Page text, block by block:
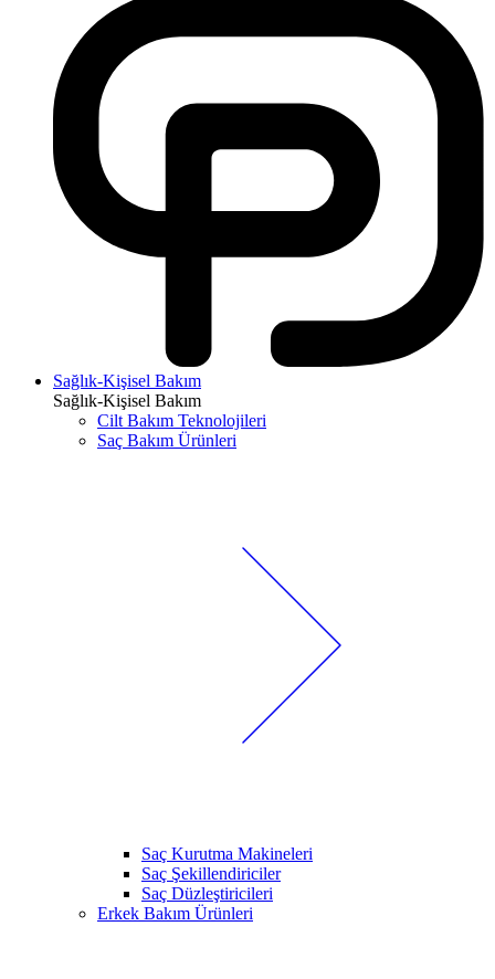
Sağlık-Kişisel Bakım
Sağlık-Kişisel Bakım
Cilt Bakım Teknolojileri
Saç Bakım Ürünleri
Saç Kurutma Makineleri
Saç Şekillendiriciler
Saç Düzleştiricileri
Erkek Bakım Ürünleri